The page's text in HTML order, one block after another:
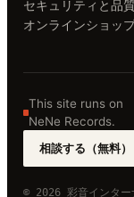
セキュリティと品
オンラインショッ
This site runs on
NeNe Records.
相談する（無料）
© 2026 彩音インター